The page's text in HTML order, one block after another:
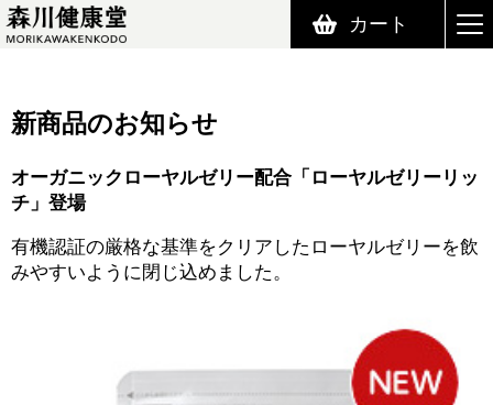
カート
新商品のお知らせ
オーガニックローヤルゼリー配合「ローヤルゼリーリッ
チ」登場
有機認証の厳格な基準をクリアしたローヤルゼリーを飲
みやすいように閉じ込めました。